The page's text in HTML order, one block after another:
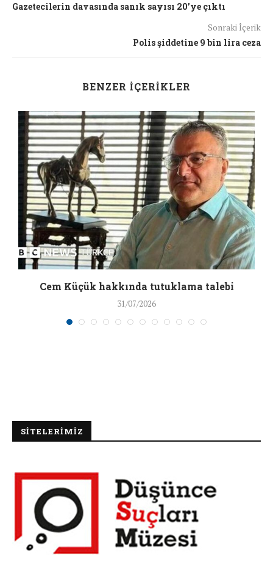
Gazetecilerin davasında sanık sayısı 20’ye çıktı
Sonraki İçerik
Polis şiddetine 9 bin lira ceza
BENZER İÇERIKLER
Cem Küçük hakkında tutuklama talebi
31/07/2026
SİTELERİMİZ